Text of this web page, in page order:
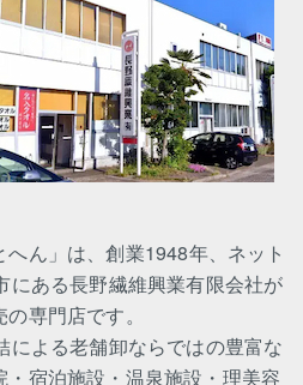
へん」は、創業1948年、ネット
にある長野繊維興業有限会社が
専門店です。
による老舗卸ならではの豊富な
宿泊施設・温泉施設・理美容